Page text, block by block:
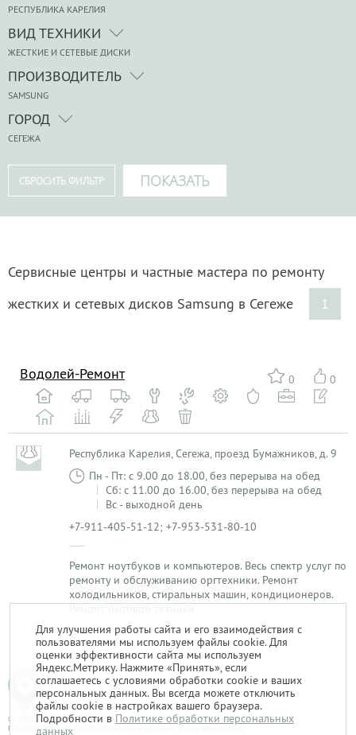
РЕСПУБЛИКА КАРЕЛИЯ
ВИД ТЕХНИКИ
ЖЕСТКИЕ И СЕТЕВЫЕ ДИСКИ
ПРОИЗВОДИТЕЛЬ
SAMSUNG
ГОРОД
СЕГЕЖА
Сервисные центры и частные мастера по ремонту
жестких и сетевых дисков Samsung в Сегеже
1
0 0
Водолей-Ремонт
Республика Карелия, Сегежа, проезд Бумажников, д. 9
Пн - Пт: с 9.00 до 18.00, без перерыва на обед
Сб: с 11.00 до 16.00, без перерыва на обед
Вс - выходной день
+7-911-405-51-12; +7-953-531-80-10
Ремонт ноутбуков и компьютеров. Весь спектр услуг по
ремонту и обслуживанию оргтехники. Ремонт
холодильников, стиральных машин, кондиционеров.
Ремонт бытовой техники.
1
© 2014-2026. «Мой Сервис-Гид» – проект группы «Текарт».
При любом использовании материалов ресурса ссылка обязательна.
Для улучшения работы сайта и его взаимодействия с
пользователями мы используем файлы cookie. Для
оценки эффективности сайта мы используем
Яндекс.Метрику. Нажмите «Принять», если
соглашаетесь с условиями обработки cookie и ваших
персональных данных. Вы всегда можете отключить
файлы cookie в настройках вашего браузера.
Подробности в Политике обработки персональных
данных